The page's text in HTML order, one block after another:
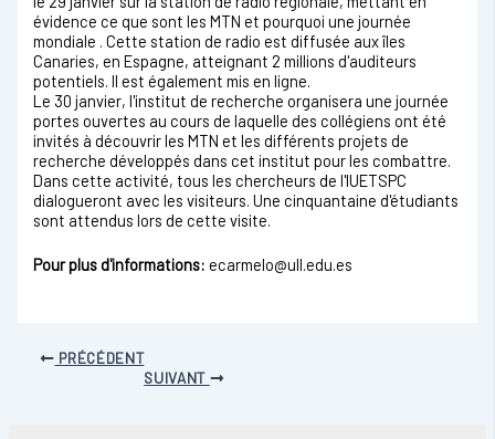
évidence ce que sont les MTN et pourquoi une journée
mondiale . Cette station de radio est diffusée aux îles
Canaries, en Espagne, atteignant 2 millions d'auditeurs
potentiels. Il est également mis en ligne.
Le 30 janvier, l'institut de recherche organisera une journée
portes ouvertes au cours de laquelle des collégiens ont été
invités à découvrir les MTN et les différents projets de
recherche développés dans cet institut pour les combattre.
Dans cette activité, tous les chercheurs de l'IUETSPC
dialogueront avec les visiteurs. Une cinquantaine d'étudiants
sont attendus lors de cette visite.
Pour plus d'informations:ecarmelo@ull.edu.es
PRÉCÉDENT
SUIVANT